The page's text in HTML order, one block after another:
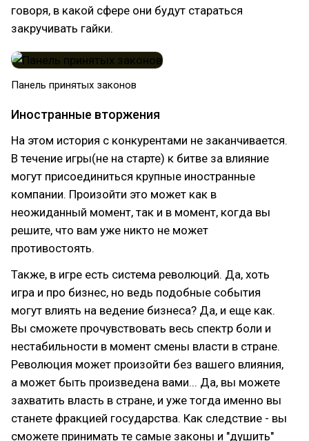
говоря, в какой сфере они будут стараться
закручивать гайки.
Панель принятых законов
Иностранные вторжения
На этом история с конкурентами не заканчивается.
В течение игры(не на старте) к битве за влияние
могут присоединиться крупные иностранные
компании. Произойти это может как в
неожиданный момент, так и в момент, когда вы
решите, что вам уже никто не может
противостоять.
Также, в игре есть система революций. Да, хоть
игра и про бизнес, но ведь подобные события
могут влиять на ведение бизнеса? Да, и еще как.
Вы сможете прочувствовать весь спектр боли и
нестабильности в момент смены власти в стране.
Революция может произойти без вашего влияния,
а может быть произведена вами... Да, вы можете
захватить власть в стране, и уже тогда именно вы
станете фракцией государства. Как следствие - вы
сможете принимать те самые законы и "душить"